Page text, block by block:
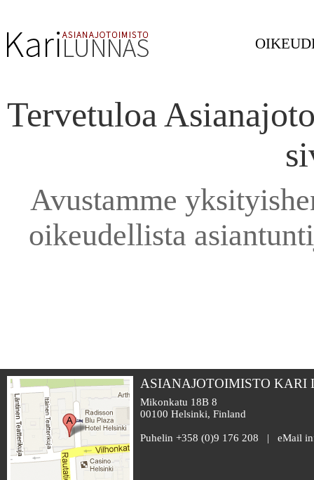
Tervetuloa
Avustamme
oikeudellista
ASIANAJOTOIMISTO KARI
Mikonkatu 18B 8
00100 Helsinki, Finland
Puhelin +358 (0)9 176 208 | eMail